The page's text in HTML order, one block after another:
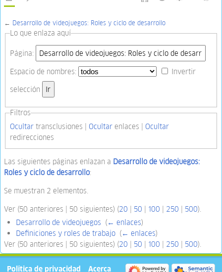
← Desarrollo de videojuegos: Roles y ciclo de desarrollo
Lo que enlaza aquí
Página:
Espacio de nombres:
Invertir
selección
Filtros
Ocultar transclusiones | Ocultar enlaces | Ocultar
redirecciones
Las siguientes páginas enlazan a Desarrollo de videojuegos:
Roles y ciclo de desarrollo:
Se muestran 2 elementos.
Ver (50 anteriores | 50 siguientes) (20 50 100 250 500).
Desarrollo de videojuegos (← enlaces)
Definiciones y roles de trabajo (← enlaces)
Ver (50 anteriores | 50 siguientes) (20 | 50 | 100 | 250 | 500).
Política de privacidad Acerca